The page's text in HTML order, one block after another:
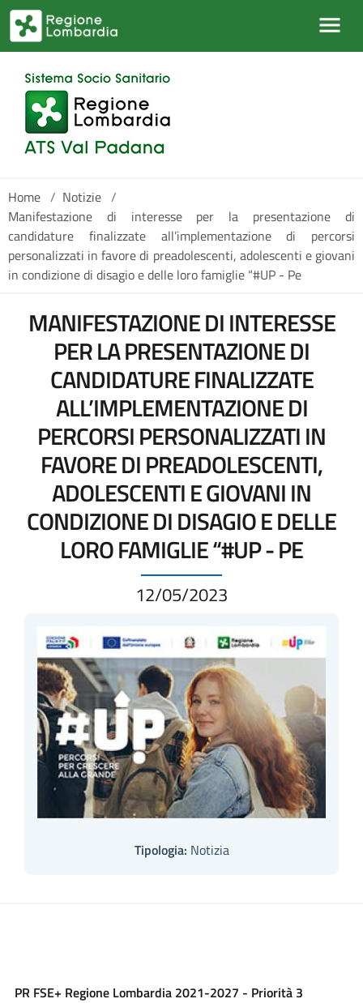
Salta al contenuto principale
Home / Notizie /
Manifestazione di interesse per la presentazione di
candidature finalizzate all’implementazione di percorsi
personalizzati in favore di preadolescenti, adolescenti e giovani
in condizione di disagio e delle loro famiglie “#UP - Pe
MANIFESTAZIONE DI INTERESSE
PER LA PRESENTAZIONE DI
CANDIDATURE FINALIZZATE
ALL’IMPLEMENTAZIONE DI
PERCORSI PERSONALIZZATI IN
FAVORE DI PREADOLESCENTI,
ADOLESCENTI E GIOVANI IN
CONDIZIONE DI DISAGIO E DELLE
LORO FAMIGLIE “#UP - PE
12/05/2023
Tipologia: Notizia
PR FSE+ Regione Lombardia 2021-2027 - Priorità 3